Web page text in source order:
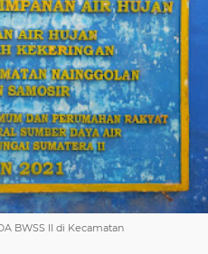
BWSS II di Kecamatan